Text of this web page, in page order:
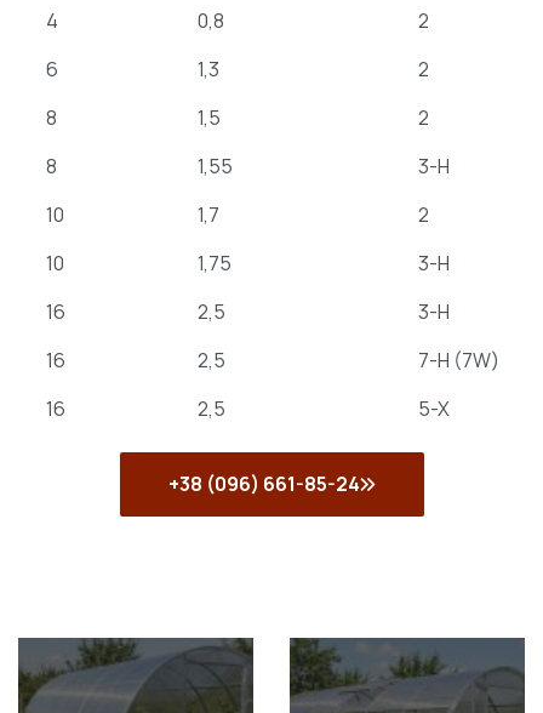
4
0,8
2
6
1,3
2
8
1,5
2
8
1,55
3-H
10
1,7
2
10
1,75
3-H
16
2,5
3-H
16
2,5
7-H (7W)
16
2,5 5-X
+38 (096) 661-85-24